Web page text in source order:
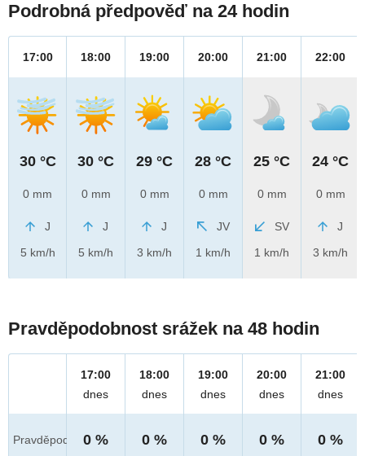
Podrobná předpověď na 24 hodin
17:00
30 °C
0 mm
J
5 km/h
18:00
30 °C
0 mm
J
5 km/h
19:00
29 °C
0 mm
J
3 km/h
20:00
28 °C
0 mm
JV
1 km/h
21:00
25 °C
0 mm
SV
1 km/h
22:00
24 °C
0 mm
J
3 km/h
Pravděpodobnost srážek na 48 hodin
Pravděpod.
17:00
dnes
0 %
18:00
dnes
0 %
19:00
dnes
0 %
20:00
dnes
0 %
21:00
dnes
0 %